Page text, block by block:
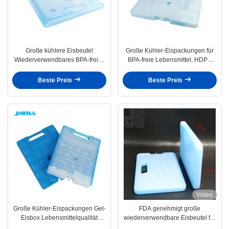
Große kühlere Eisbeutel
Wiederverwendbares BPA-freies
für Krankenhäuser
Beste Preis
Große Kühler-Eispackungen für
BPA-freie Lebensmittel, HDPE
wiederverwendbare Kühler-
Beste Preis
Große Kühler-Eispackungen Gel-
Eisbox Lebensmittelqualität
Video
FDA genehmigt große
wiederverwendbare Eisbeutel für